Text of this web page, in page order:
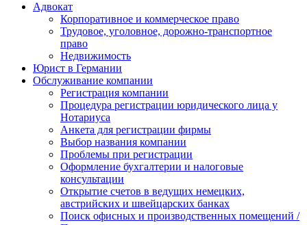
Адвокат
Корпоративное и коммерческое право
Трудовое, уголовное, дорожно-транспортное
право
Недвижимость
Юрист в Германии
Обслуживание компании
Регистрация компании
Процедура регистрации юридического лица у
Нотариуса
Анкета для регистрации фирмы
Выбор названия компании
Проблемы при регистрации
Оформление бухгалтерии и налоговые
консультации
Открытие счетов в ведущих немецких,
австрийских и швейцарских банках
Поиск офисных и производственных помещений /